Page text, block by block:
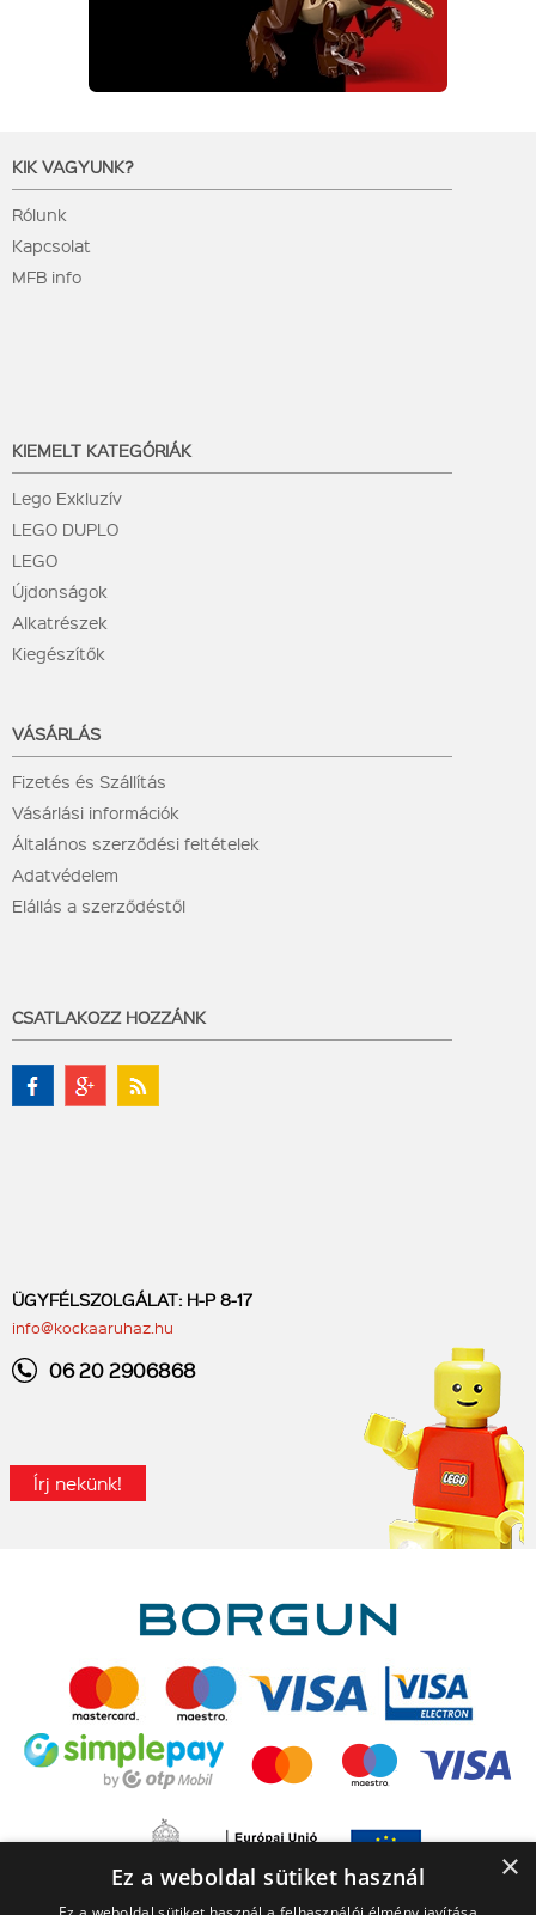
KIK VAGYUNK?
Rólunk
Kapcsolat
MFB info
KIEMELT KATEGÓRIÁK
Lego Exkluzív
LEGO DUPLO
LEGO
Újdonságok
Alkatrészek
Kiegészítők
VÁSÁRLÁS
Fizetés és Szállítás
Vásárlási információk
Általános szerződési feltételek
Adatvédelem
Elállás a szerződéstől
CSATLAKOZZ HOZZÁNK
ÜGYFÉLSZOLGÁLAT: H-P 8-17
info@kockaaruhaz.hu
06 20 2906868
Írj nekünk!
×
Ez a weboldal sütiket használ